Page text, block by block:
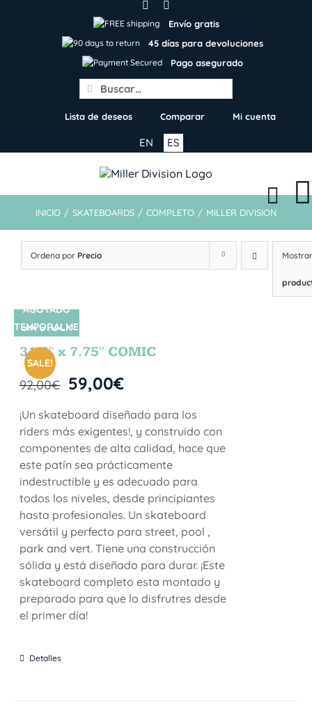
Envío gratis
45 días para devoluciones
Pago asegurado
Search
for:
Lista de deseos Comparar Mi cuenta
ES
EN
INICIO / SKATEBOARDS / COMPLETO / MILLER DIVISION
Ordena por Precio
SIN STOCK
SALE!
AGOTADO
TEMPORALME
NTE
31.5″ x 7.75″ COMIC
92,00€ 59,00€
¡Un skateboard diseñado para los
riders más exigentes!, y construido con
componentes de alta calidad, hace que
este patín sea prácticamente
indestructible y es adecuado para
todos los niveles, desde principiantes
hasta profesionales. Un skateboard
versátil y perfecto para street, pool ,
park and vert. Tiene una construcción
sólida y está diseñado para durar. ¡Este
skateboard completo esta montado y
preparado para que lo disfrutres desde
el primer día!
Detalles